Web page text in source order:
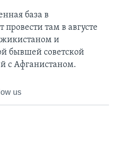
база в
там в августе
и
бывшей советской
с Афганистаном.
us